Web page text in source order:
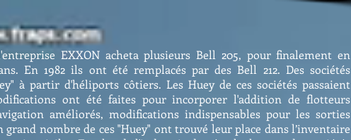
EXXON acheta plusieurs Bell 205, pour finalement en
En 1982 ils ont été remplacés par des Bell 212. Des sociétés
à partir d'héliports côtiers. Les Huey de ces sociétés passaient
ont été faites pour incorporer l'addition de flotteurs
améliorés, modifications indispensables pour les sorties
nombre de ces "Huey" ont trouvé leur place dans l’inventaire